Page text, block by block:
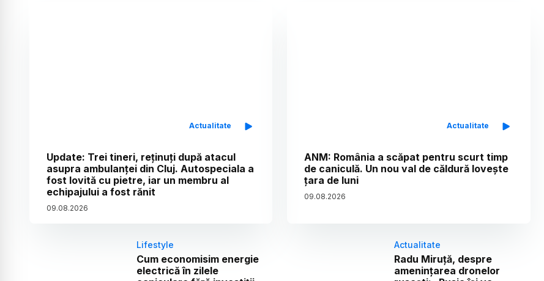
Actualitate
Update: Trei tineri, reținuți după atacul
asupra ambulanței din Cluj. Autospeciala a
fost lovită cu pietre, iar un membru al
echipajului a fost rănit
09.08.2026
Actualitate
ANM: România a scăpat pentru scurt timp
de caniculă. Un nou val de căldură lovește
țara de luni
09.08.2026
Lifestyle
Cum economisim energie
electrică în zilele
Actualitate
Radu Miruță, despre
amenințarea dronelor